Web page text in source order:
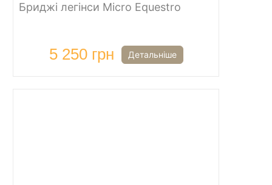
Бриджі легінси Micro Equestro
5 250 грн Детальніше